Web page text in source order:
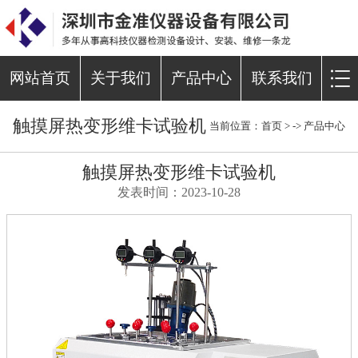
网站首页 关于我们 产品中心 联系我们
触摸屏热变形维卡试验机 当前位置： 首页 > -> 产品中心
触摸屏热变形维卡试验机
发表时间：2023-10-28